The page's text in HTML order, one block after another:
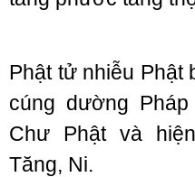
Phật tử nhiễu Phật
cúng dường
Chư Phật và
Tăng, Ni.